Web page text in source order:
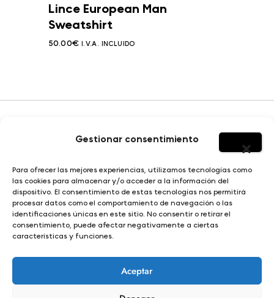
Gestionar consentimiento
Para ofrecer las mejores experiencias, utilizamos tecnologías como
las cookies para almacenar y/o acceder a la información del
dispositivo. El consentimiento de estas tecnologías nos permitirá
procesar datos como el comportamiento de navegación o las
identificaciones únicas en este sitio. No consentir o retirar el
consentimiento, puede afectar negativamente a ciertas
características y funciones.
Aceptar
Lince European Man
Sweatshirt
50.00€ I.V.A. INCLUIDO
HOMBRE
MUJER
NIÑO
SOBRE YERBAJO
DISEÑO E ILUSTRACIÓN
© Yerbajo 2024
Condiciones de compra |Aviso legal |Política de privacidad |
Política de cookies |Términos y condiciones |
Propiedad intelectual y derechos de autor